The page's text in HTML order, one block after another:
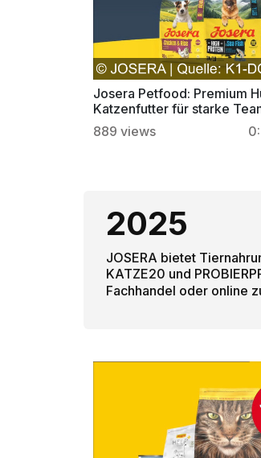
Josera Petfood: Premium
Katzenfutter für starke
Handballstar Wolff
889 views
2025
JOSERA bietet
KATZE20 und
Fachhandel oder online